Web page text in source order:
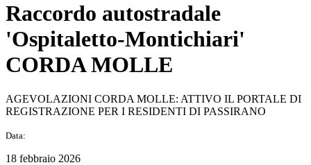
Raccordo autostradale
'Ospitaletto-Montichiari'
CORDA MOLLE
AGEVOLAZIONI CORDA MOLLE: ATTIVO IL PORTALE DI
REGISTRAZIONE PER I RESIDENTI DI PASSIRANO
Data:
18 febbraio 2026